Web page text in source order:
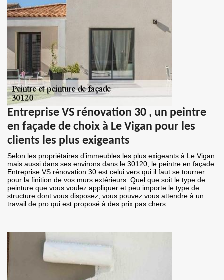
Entreprise VS rénovation 30 , un peintre
en façade de choix à Le Vigan pour les
clients les plus exigeants
Selon les propriétaires d’immeubles les plus exigeants à Le Vigan
mais aussi dans ses environs dans le 30120, le peintre en façade
Entreprise VS rénovation 30 est celui vers qui il faut se tourner
pour la finition de vos murs extérieurs. Quel que soit le type de
peinture que vous voulez appliquer et peu importe le type de
structure dont vous disposez, vous pouvez vous attendre à un
travail de pro qui est proposé à des prix pas chers.